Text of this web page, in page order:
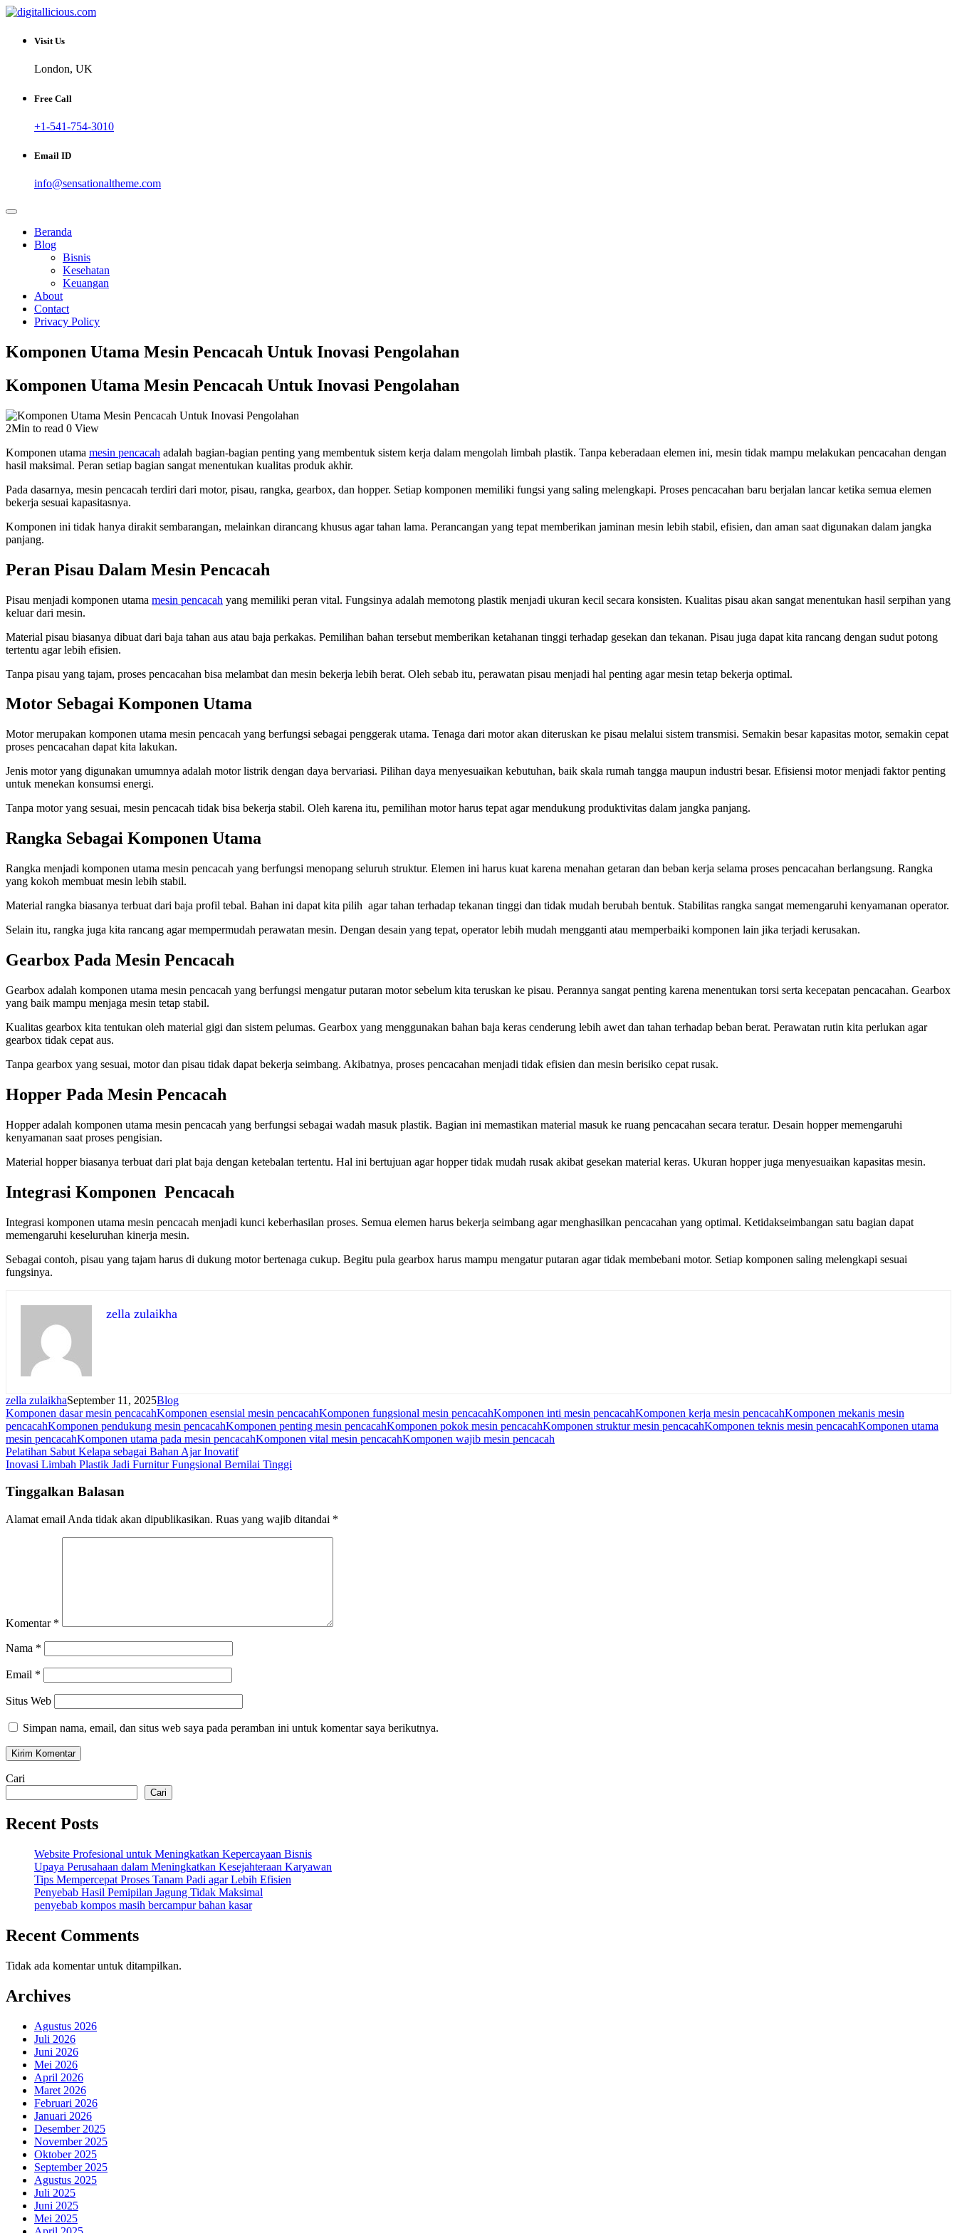
Skip
content
digitallicious.com
Sharing Digital Information
Visit Us
London, UK
Free Call
+1-541-754-3010
Email ID
info@sensationaltheme.com
Beranda
Blog
Bisnis
Kesehatan
Keuangan
About
Contact
Privacy Policy
Komponen Utama Mesin Pencacah Untuk Inovasi Pengolahan
Komponen Utama Mesin Pencacah Untuk Inovasi Pengolahan
2Min to read 0 View
Komponen utama mesin pencacah adalah bagian-bagian penting yang membentuk sistem kerja dalam mengolah limbah plastik. Tanpa keberadaan elemen ini, mesin tidak mampu melakukan pencacahan dengan
hasil maksimal. Peran setiap bagian sangat menentukan kualitas produk akhir.
Pada dasarnya, mesin pencacah terdiri dari motor, pisau, rangka, gearbox, dan hopper. Setiap komponen memiliki fungsi yang saling melengkapi. Proses pencacahan baru berjalan lancar ketika semua elemen
bekerja sesuai kapasitasnya.
Komponen ini tidak hanya dirakit sembarangan, melainkan dirancang khusus agar tahan lama. Perancangan yang tepat memberikan jaminan mesin lebih stabil, efisien, dan aman saat digunakan dalam jangka
panjang.
Peran Pisau Dalam Mesin Pencacah
Pisau menjadi komponen utama mesin pencacah yang memiliki peran vital. Fungsinya adalah memotong plastik menjadi ukuran kecil secara konsisten. Kualitas pisau akan sangat menentukan hasil serpihan yang
keluar dari mesin.
Material pisau biasanya dibuat dari baja tahan aus atau baja perkakas. Pemilihan bahan tersebut memberikan ketahanan tinggi terhadap gesekan dan tekanan. Pisau juga dapat kita rancang dengan sudut potong
tertentu agar lebih efisien.
Tanpa pisau yang tajam, proses pencacahan bisa melambat dan mesin bekerja lebih berat. Oleh sebab itu, perawatan pisau menjadi hal penting agar mesin tetap bekerja optimal.
Motor Sebagai Komponen Utama
Motor merupakan komponen utama mesin pencacah yang berfungsi sebagai penggerak utama. Tenaga dari motor akan diteruskan ke pisau melalui sistem transmisi. Semakin besar kapasitas motor, semakin cepat
proses pencacahan dapat kita lakukan.
Jenis motor yang digunakan umumnya adalah motor listrik dengan daya bervariasi. Pilihan daya menyesuaikan kebutuhan, baik skala rumah tangga maupun industri besar. Efisiensi motor menjadi faktor penting
untuk menekan konsumsi energi.
Tanpa motor yang sesuai, mesin pencacah tidak bisa bekerja stabil. Oleh karena itu, pemilihan motor harus tepat agar mendukung produktivitas dalam jangka panjang.
Rangka Sebagai Komponen Utama
Rangka menjadi komponen utama mesin pencacah yang berfungsi menopang seluruh struktur. Elemen ini harus kuat karena menahan getaran dan beban kerja selama proses pencacahan berlangsung. Rangka
yang kokoh membuat mesin lebih stabil.
Material rangka biasanya terbuat dari baja profil tebal. Bahan ini dapat kita pilih agar tahan terhadap tekanan tinggi dan tidak mudah berubah bentuk. Stabilitas rangka sangat memengaruhi kenyamanan operator.
Selain itu, rangka juga kita rancang agar mempermudah perawatan mesin. Dengan desain yang tepat, operator lebih mudah mengganti atau memperbaiki komponen lain jika terjadi kerusakan.
Gearbox Pada Mesin Pencacah
Gearbox adalah komponen utama mesin pencacah yang berfungsi mengatur putaran motor sebelum kita teruskan ke pisau. Perannya sangat penting karena menentukan torsi serta kecepatan pencacahan. Gearbox
yang baik mampu menjaga mesin tetap stabil.
Kualitas gearbox kita tentukan oleh material gigi dan sistem pelumas. Gearbox yang menggunakan bahan baja keras cenderung lebih awet dan tahan terhadap beban berat. Perawatan rutin kita perlukan agar
gearbox tidak cepat aus.
Tanpa gearbox yang sesuai, motor dan pisau tidak dapat bekerja seimbang. Akibatnya, proses pencacahan menjadi tidak efisien dan mesin berisiko cepat rusak.
Hopper Pada Mesin Pencacah
Hopper adalah komponen utama mesin pencacah yang berfungsi sebagai wadah masuk plastik. Bagian ini memastikan material masuk ke ruang pencacahan secara teratur. Desain hopper memengaruhi
kenyamanan saat proses pengisian.
Material hopper biasanya terbuat dari plat baja dengan ketebalan tertentu. Hal ini bertujuan agar hopper tidak mudah rusak akibat gesekan material keras. Ukuran hopper juga menyesuaikan kapasitas mesin.
Integrasi Komponen Pencacah
Integrasi komponen utama mesin pencacah menjadi kunci keberhasilan proses. Semua elemen harus bekerja seimbang agar menghasilkan pencacahan yang optimal. Ketidakseimbangan satu bagian dapat
memengaruhi keseluruhan kinerja mesin.
Sebagai contoh, pisau yang tajam harus di dukung motor bertenaga cukup. Begitu pula gearbox harus mampu mengatur putaran agar tidak membebani motor. Setiap komponen saling melengkapi sesuai
fungsinya.
zella zulaikha
zella zulaikhaSeptember 11, 2025Blog
Komponen dasar mesin pencacahKomponen esensial mesin pencacahKomponen fungsional mesin pencacahKomponen inti mesin pencacahKomponen kerja mesin pencacahKomponen mekanis mesin
pencacahKomponen pendukung mesin pencacahKomponen penting mesin pencacahKomponen pokok mesin pencacahKomponen struktur mesin pencacahKomponen teknis mesin pencacahKomponen utama
mesin pencacahKomponen utama pada mesin pencacahKomponen vital mesin pencacahKomponen wajib mesin pencacah
Navigasi
pos
Pelatihan Sabut Kelapa sebagai Bahan Ajar Inovatif
Inovasi Limbah Plastik Jadi Furnitur Fungsional Bernilai Tinggi
Tinggalkan Balasan
Alamat email Anda tidak akan dipublikasikan. Ruas yang wajib ditandai *
Komentar *
Nama *
Email *
Situs Web
Simpan nama, email, dan situs web saya pada peramban ini untuk komentar saya berikutnya.
Cari
Cari
Recent Posts
Website Profesional untuk Meningkatkan Kepercayaan Bisnis
Upaya Perusahaan dalam Meningkatkan Kesejahteraan Karyawan
Tips Mempercepat Proses Tanam Padi agar Lebih Efisien
Penyebab Hasil Pemipilan Jagung Tidak Maksimal
penyebab kompos masih bercampur bahan kasar
Recent Comments
Tidak ada komentar untuk ditampilkan.
Archives
Agustus 2026
Juli 2026
Juni 2026
Mei 2026
April 2026
Maret 2026
Februari 2026
Januari 2026
Desember 2025
November 2025
Oktober 2025
September 2025
Agustus 2025
Juli 2025
Juni 2025
Mei 2025